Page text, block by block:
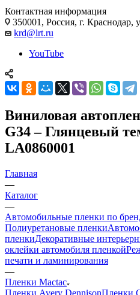
Контактная информация
350001, Россия, г. Краснодар,
krd@lrt.ru
YouTube
Виниловая
G34 – Глянцевый
LA0860001
Главная
—
Каталог
—
Автомобильные пленки по
Полиуретановые пленки
пленкиДекоративные
оклейки автомобиля пленкой
печати и ламинирования
—
Пленки Mactac
Пленки Avery DennisonПленки